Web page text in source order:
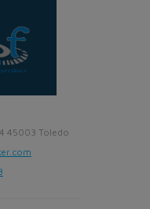
45003 Toledo